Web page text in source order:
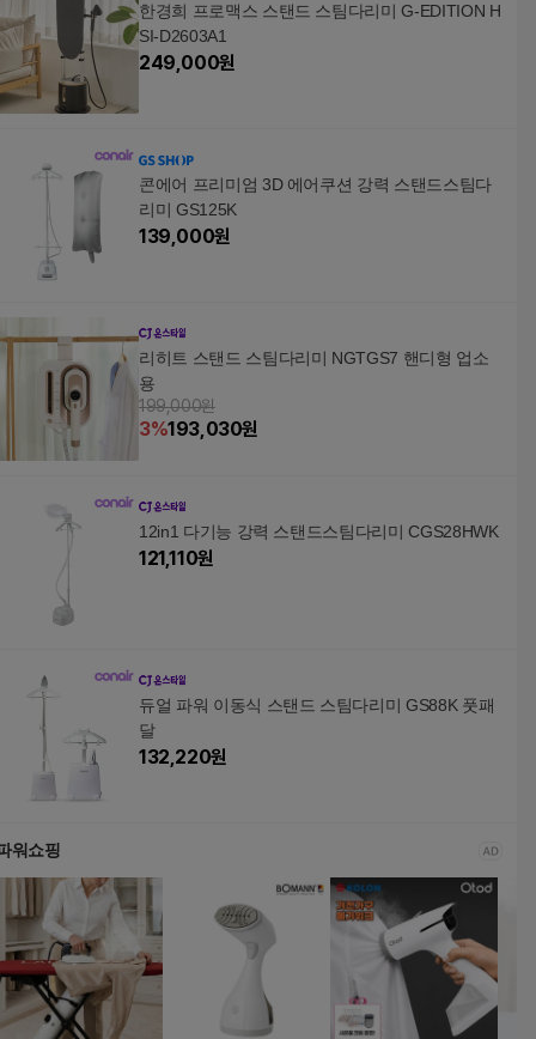
한경희 프로맥스 스탠드 스팀다리미 G-EDITION H
SI-D2603A1
249,000원
콘에어 프리미엄 3D 에어쿠션 강력 스탠드스팀다
리미 GS125K
139,000원
리히트 스탠드 스팀다리미 NGTGS7 핸디형 업소
용
199,000원
3%193,030원
12in1 다기능 강력 스탠드스팀다리미 CGS28HWK
121,110원
듀얼 파워 이동식 스탠드 스팀다리미 GS88K 풋패
달
132,220원
워쇼핑